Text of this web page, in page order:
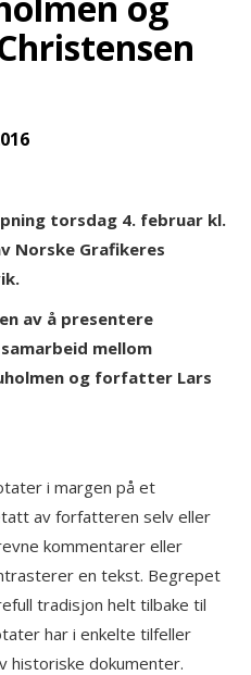
torsdag 4. februar kl.
Norske Grafikeres
av å presentere
mellom
og forfatter Lars
i margen på et
av forfatteren selv eller
kommentarer eller
en tekst. Begrepet
tradisjon helt tilbake til
har i enkelte tilfeller
historiske dokumenter.